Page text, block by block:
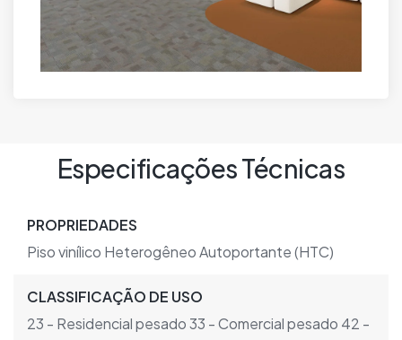
Especificações Técnicas
PROPRIEDADES
Piso vinílico Heterogêneo Autoportante (HTC)
CLASSIFICAÇÃO DE USO
23 - Residencial pesado 33 - Comercial pesado 42 -